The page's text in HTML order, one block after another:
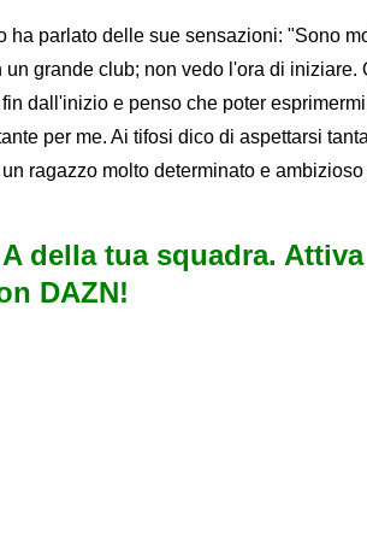
ha parlato delle sue sensazioni: "Sono
grande club; non vedo l'ora di iniziare.
dall'inizio e penso che poter
per me. Ai tifosi dico di aspettarsi tanta
ragazzo molto determinato e ambizioso
della tua squadra. Attiva
DAZN!